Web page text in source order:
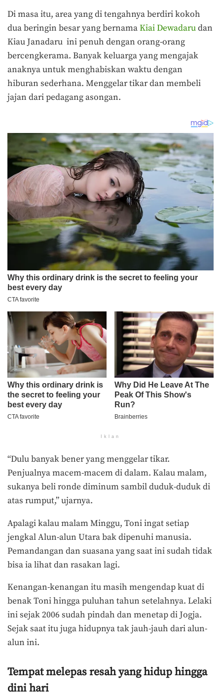
Di masa itu, area yang di tengahnya berdiri kokoh
dua beringin besar yang bernamaKiai Dewadarudan
Kiau Janadaru ini penuh dengan orang-orang
bercengkerama. Banyak keluarga yang mengajak
anaknya untuk menghabiskan waktu dengan
hiburan sederhana. Menggelar tikar dan membeli
jajan dari pedagang asongan.
Iklan
“Dulu banyak bener yang menggelar tikar.
Penjualnya macem-macem di dalam. Kalau malam,
sukanya beli ronde diminum sambil duduk-duduk di
atas rumput,” ujarnya.
Apalagi kalau malam Minggu, Toni ingat setiap
jengkal Alun-alun Utara bak dipenuhi manusia.
Pemandangan dan suasana yang saat ini sudah tidak
bisa ia lihat dan rasakan lagi.
Kenangan-kenangan itu masih mengendap kuat di
benak Toni hingga puluhan tahun setelahnya. Lelaki
ini sejak 2006 sudah pindah dan menetap di Jogja.
Sejak saat itu juga hidupnya tak jauh-jauh dari alun-
alun ini.
Tempat melepas resah yang hidup hingga
dini hari